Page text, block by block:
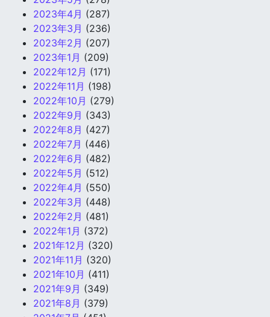
2023年4月 (287)
2023年3月 (236)
2023年2月 (207)
2023年1月 (209)
2022年12月 (171)
2022年11月 (198)
2022年10月 (279)
2022年9月 (343)
2022年8月 (427)
2022年7月 (446)
2022年6月 (482)
2022年5月 (512)
2022年4月 (550)
2022年3月 (448)
2022年2月 (481)
2022年1月 (372)
2021年12月 (320)
2021年11月 (320)
2021年10月 (411)
2021年9月 (349)
2021年8月 (379)